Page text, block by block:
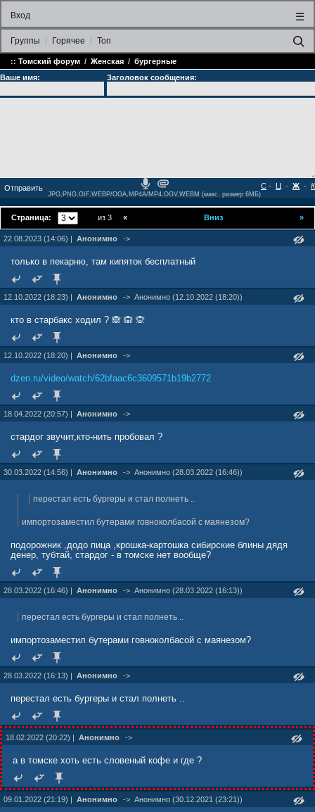
Вход ☰
Группы Горячее Топ
:: Томский форум / Женская / бургерные
Ваше имя:
Заголовок сообщения:
- Ц - Ж - К
С
JPG,PNG,GIF,WEBP/OGA,MP4A/MP4,OGV,WEBM (макс. размер 6МБ)
Страница: из 3 »
« Вниз
22.08.2023 (14:06) | Анонимно ->
только в пекарню, там кипяток бесплатный
12.10.2022 (18:23) | Анонимно -> Анонимно (12.10.2022 (18:20))
кто в старбакс ходил ? 🙈 🙉 🙊
12.10.2022 (18:20) | Анонимно ->
dzen.ru/video/watch/62bfaac6c3609571b19b2772
18.04.2022 (20:57) | Анонимно ->
стардог звучит,кто-нить пробовал ?
30.03.2022 (14:56) | Анонимно -> Анонимно (28.03.2022 (16:46))
перестал есть бургеры и стал полнеть ..
импортозаместил бутерами говноколбасой с маянезом?
подорожник ,додо пица ,крошка-картошка сибирские блины дядя
денер, тубтай, стардог - в томске нет вообще?
28.03.2022 (16:46) | Анонимно -> Анонимно (28.03.2022 (16:13))
перестал есть бургеры и стал полнеть ..
импортозаместил бутерами говноколбасой с маянезом?
28.03.2022 (16:13) | Анонимно ->
перестал есть бургеры и стал полнеть ..
18.02.2022 (20:22) | Анонимно ->
а в томске хоть есть словеный кофе и где ?
09.01.2022 (21:19) | Анонимно -> Анонимно (30.12.2021 (23:21))